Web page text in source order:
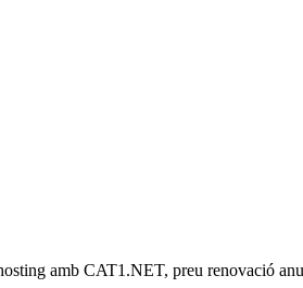
amb CAT1.NET, preu renovació